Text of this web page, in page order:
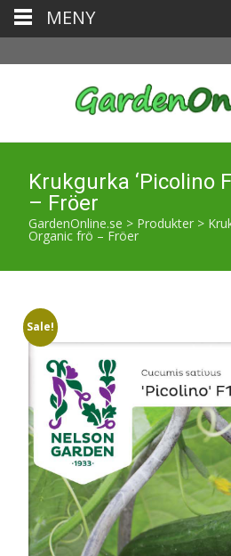
Krukgurka ‘Picolino
– Fröer
GardenOnline.se > Produkter >
Organic frö – Fröer
Sale!
MENY